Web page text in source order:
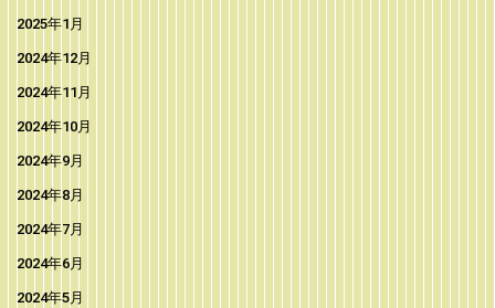
2025年1月
2024年12月
2024年11月
2024年10月
2024年9月
2024年8月
2024年7月
2024年6月
2024年5月